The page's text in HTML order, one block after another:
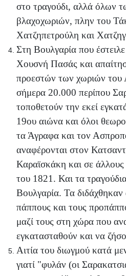
στο τραγούδι, αλλά όλων
βλαχοχωριών, πλην του
Χατζηπετρούλη και
Στη Βουλγαρία που
Χουσνή Πασάς και
προεστών των χωριών του
σήμερα 20.000 περίπου
τοποθετούν την εκεί
19ου αιώνα και όλοι
τα Άγραφα και τον
αναφέρονται στον
Καραϊσκάκη και σε
του 1821. Και τα
Βουλγαρία. Τα διδάχθηκαν
πάππους και τους
μαζί τους στη χώρα που
εγκατασταθούν και να
Αιτία του διωγμού κατά
γιατί "φυλάν (οι